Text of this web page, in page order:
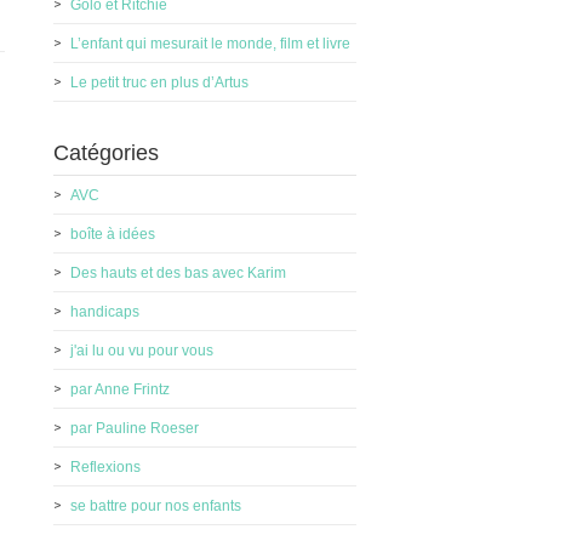
Golo et Ritchie
L’enfant qui mesurait le monde, film et livre
Le petit truc en plus d’Artus
Catégories
AVC
boîte à idées
Des hauts et des bas avec Karim
handicaps
j'ai lu ou vu pour vous
par Anne Frintz
par Pauline Roeser
Reflexions
se battre pour nos enfants